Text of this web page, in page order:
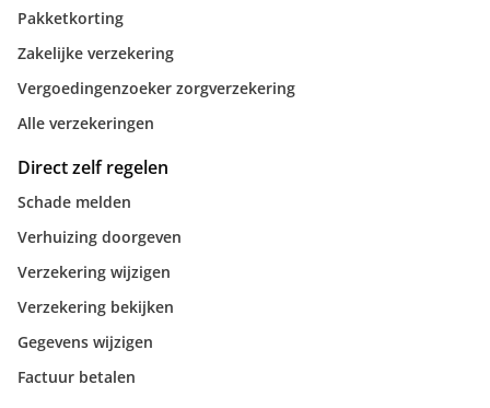
Pakketkorting
Zakelijke verzekering
Vergoedingenzoeker zorgverzekering
Alle verzekeringen
Direct zelf regelen
Schade melden
Verhuizing doorgeven
Verzekering wijzigen
Verzekering bekijken
Gegevens wijzigen
Factuur betalen